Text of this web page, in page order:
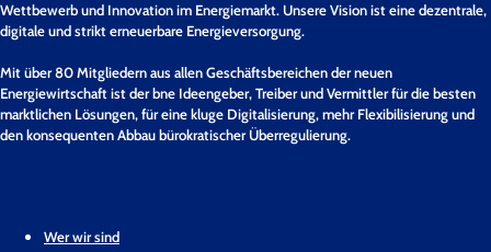
Wettbewerb und Innovation im Energiemarkt. Unsere Vision ist eine dezentrale,
digitale und strikt erneuerbare Energieversorgung.
Mit über 80 Mitgliedern aus allen Geschäftsbereichen der neuen
Energiewirtschaft ist der bne Ideengeber, Treiber und Vermittler für die besten
marktlichen Lösungen, für eine kluge Digitalisierung, mehr Flexibilisierung und
den konsequenten Abbau bürokratischer Überregulierung.
Wer wir sind